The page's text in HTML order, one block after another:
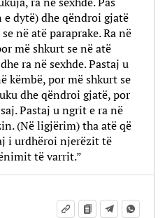
dytë) dhe qëndroi gjatë
në atë paraprake. Ra në
më shkurt se në atë
ra në sexhde. Pastaj u
këmbë, por më shkurt se
dhe qëndroi gjatë, por
Pastaj u ngrit e ra në
(Në ligjërim) tha atë që
i urdhëroi njerëzit të
të varrit.”